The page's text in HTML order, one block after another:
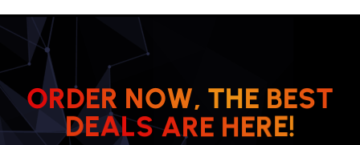
ORDER NOW, THE BEST
DEALSARE HERE!